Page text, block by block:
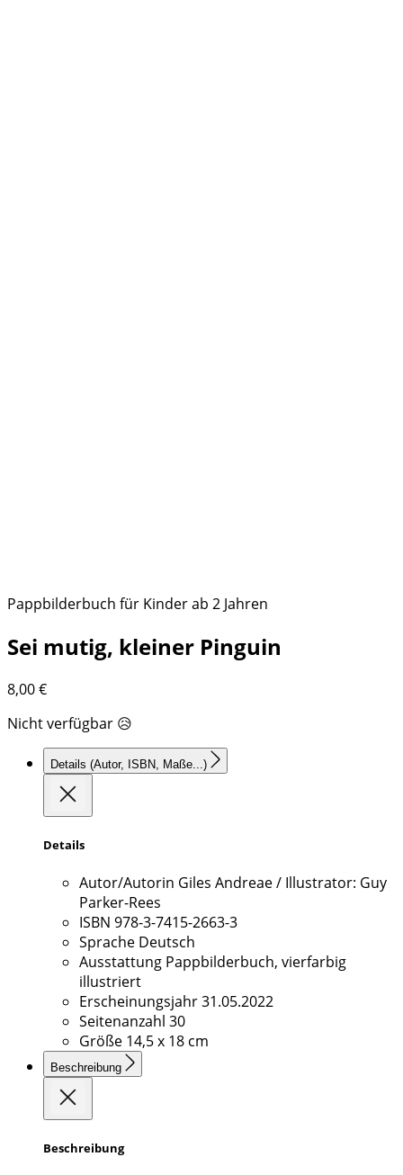
Pappbilderbuch für Kinder ab 2 Jahren
Sei mutig, kleiner Pinguin
8,00€
Nicht verfügbar 😥
Details (Autor, ISBN, Maße...)
Details
Autor/Autorin Giles Andreae / Illustrator: Guy
Parker-Rees
ISBN 978-3-7415-2663-3
Sprache Deutsch
Ausstattung Pappbilderbuch, vierfarbig
illustriert
Erscheinungsjahr31.05.2022
Seitenanzahl 30
Größe 14,5 x 18 cm
Beschreibung
Beschreibung